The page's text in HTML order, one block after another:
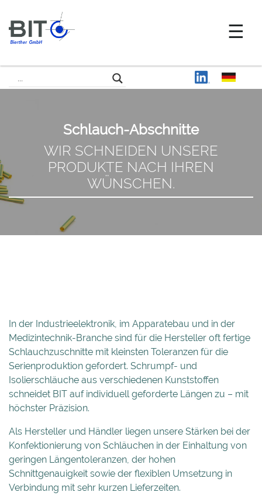
Schlauch-Abschnitte
WIR SCHNEIDEN UNSERE
PRODUKTE NACH IHREN
WÜNSCHEN.
In der Industrieelektronik, im Apparatebau und in der
Medizintechnik-Branche sind für die Hersteller oft fertige
Schlauchzuschnitte mit kleinsten Toleranzen für die
Serienproduktion gefordert. Schrumpf- und
Isolierschläuche aus verschiedenen Kunststoffen
schneidet BIT auf individuell geforderte Längen zu – mit
höchster Präzision.
Als Hersteller und Händler liegen unsere Stärken bei der
Konfektionierung von Schläuchen in der Einhaltung von
geringen Längentoleranzen, der hohen
Schnittgenauigkeit sowie der flexiblen Umsetzung in
Verbindung mit sehr kurzen Lieferzeiten.